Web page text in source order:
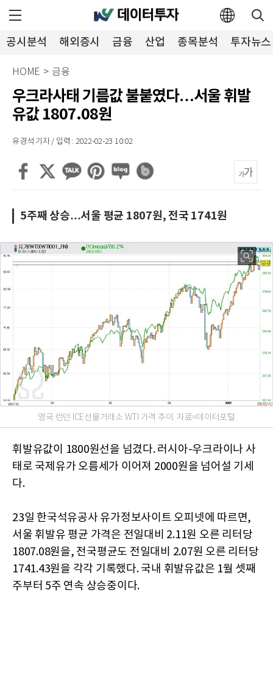
공시분석 해외증시 금융 산업 종목분석 투자뉴스
HOME > 금융
우크라사태 기름값 불붙였다…서울 휘발
유값 1807.08원
유경석 기자 / 입력 : 2022-02-23 10:02
5주째 상승…서울 평균 1807원, 전국 1741원
영국 런던 ICE선물거래소 WTI 가격 추이. 자료=데이터포털
휘발유값이 1800원선을 넘겼다. 러시아-우크라이나 사
태로 국제유가 오름세가 이어져 2000원을 넘어설 기세
다.
23일 한국석유공사 유가정보사이트 오피넷에 따르면,
서울 휘발유 평균 가격은 전일대비 2.11원 오른 리터당
1807.08원을, 전국평균도 전일대비 2.07원 오른 리터당
1741.43원을 각각 기록했다. 국내 휘발유값은 1월 셋째
주부터 5주 연속 상승중이다.